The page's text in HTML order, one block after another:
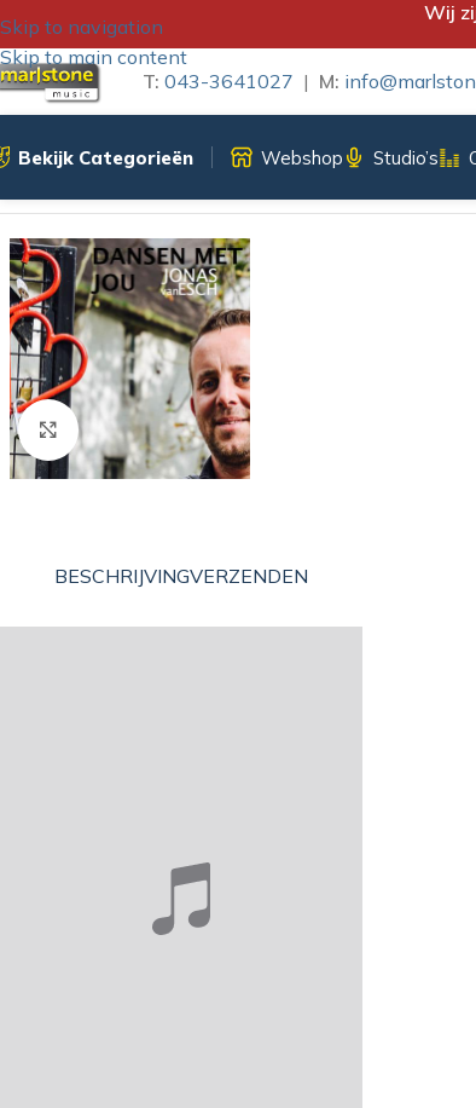
Skip to navigation
Skip to main content
Wij
T: 043-3641027 | M:
Bekijk Categorieën Webshop Studio’s
Klik om te vergroten
BESCHRIJVINGVERZENDEN